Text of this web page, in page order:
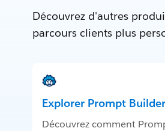
Découvrez d'autres
parcours clients plus
Explorer Prompt Builder
Découvrez comment